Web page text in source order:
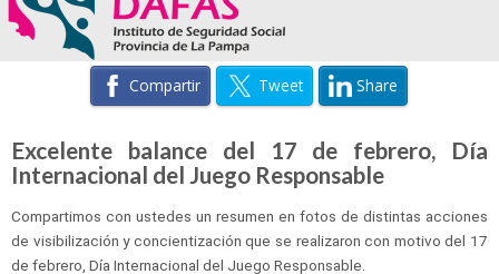
Compartir Tweet Share
Excelente balance del 17 de febrero, Día
Internacional del Juego Responsable
Compartimos con ustedes un resumen en fotos de distintas acciones
de visibilización y concientización que se realizaron con motivo del 17
de febrero, Día Internacional del Juego Responsable.